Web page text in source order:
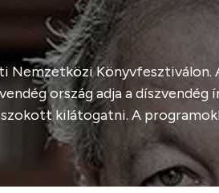
Nemzetközi Könyvfesztiválon.
ország adja a
szokott kilátogatni. A